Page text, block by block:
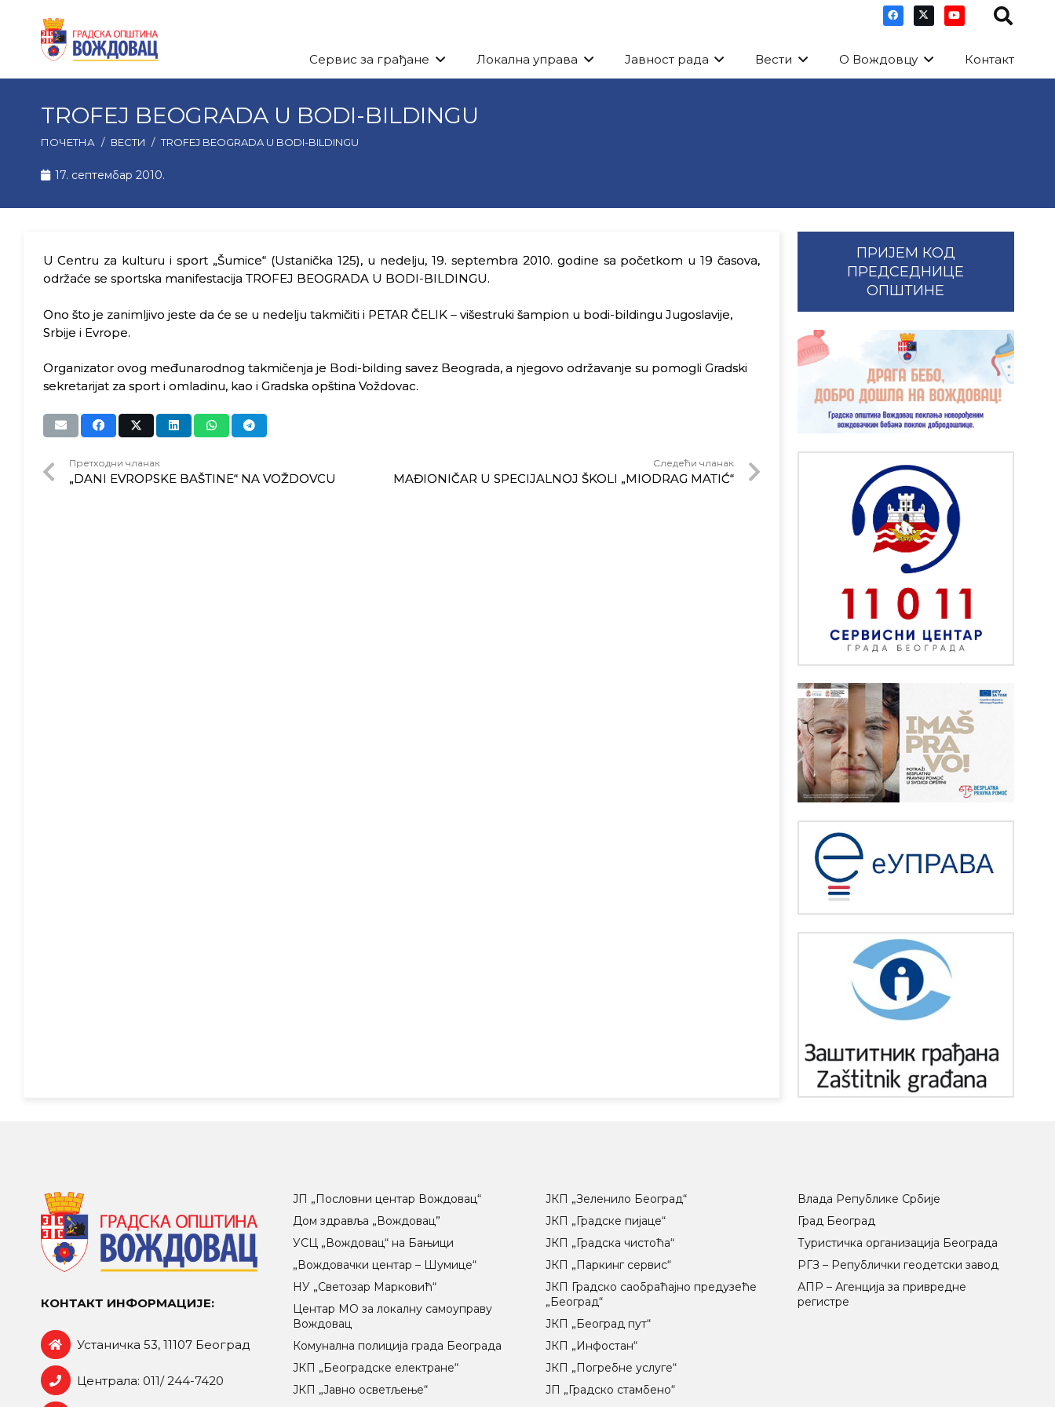
Сервис за грађане Локална управа Јавност рада Вести О Вождовцу Контакт
TROFEJ BEOGRADA U BODI-BILDINGU
ПОЧЕТНА / ВЕСТИ / TROFEJ BEOGRADA U BODI-BILDINGU
17. септембар 2010.
U Centru za kulturu i sport „Šumice“ (Ustanička 125), u nedelju, 19. septembra 2010. godine sa početkom u 19 časova,
održaće se sportska manifestacija TROFEJ BEOGRADA U BODI-BILDINGU.
Ono što je zanimljivo jeste da će se u nedelju takmičiti i PETAR ČELIK – višestruki šampion u bodi-bildingu Jugoslavije,
Srbije i Evrope.
Organizator ovog međunarodnog takmičenja je Bodi-bilding savez Beograda, a njegovo održavanje su pomogli Gradski
sekretarijat za sport i omladinu, kao i Gradska opština Voždovac.
Претходни чланак
„DANI EVROPSKE BAŠTINE“ NA VOŽDOVCU
Следећи чланак
MAĐIONIČAR U SPECIJALNOJ ŠKOLI „MIODRAG MATIĆ“
ПРИЈЕМ КОД
ПРЕДСЕДНИЦЕ
ОПШТИНЕ
КОНТАКТ ИНФОРМАЦИЈЕ:
Устаничка 53, 11107 Београд
Централа: 011/ 244-7420
ЈП „Пословни центар Вождовац“
Дом здравља „Вождовац”
УСЦ „Вождовац“ на Бањици
„Вождовачки центар – Шумице“
НУ „Светозар Марковић“
Центар МO за локалну самоуправу
Вождовац
Комунална полиција града Београда
ЈКП „Београдске електране“
ЈКП „Јавно осветљење“
ЈКП „Зеленило Београд“
ЈКП „Градске пијаце“
ЈКП „Градска чистоћа“
ЈКП „Паркинг сервис“
ЈКП Градско саобраћајно предузеће
„Београд“
ЈКП „Београд пут“
ЈКП „Инфостан“
ЈКП „Погребне услуге“
ЈП „Градско стамбено“
Влада Републике Србије
Град Београд
Туристичка организација Београда
РГЗ – Републички геодетски завод
АПР – Агенција за привредне
регистре